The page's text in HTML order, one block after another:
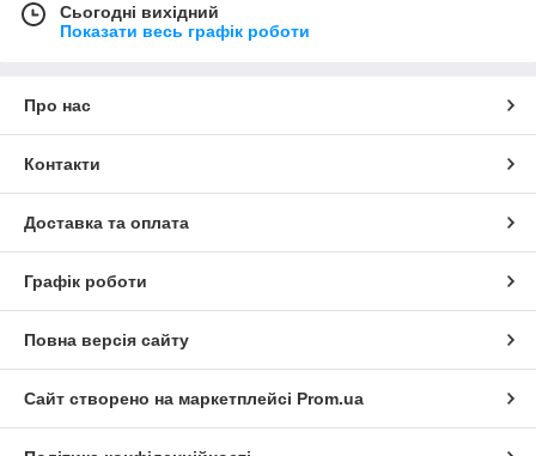
Сьогодні вихідний
Показати весь графік роботи
Про нас
Контакти
Доставка та оплата
Графік роботи
Повна версія сайту
Сайт створено на маркетплейсі Prom.ua